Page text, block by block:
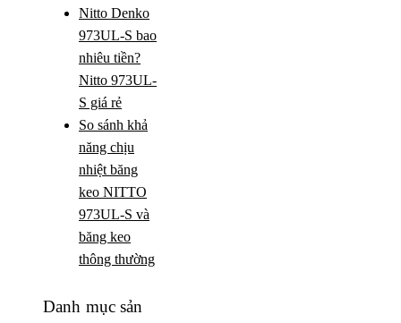
Nitto Denko
973UL-S bao
nhiêu tiền?
Nitto 973UL-
S giá rẻ
So sánh khả
năng chịu
nhiệt băng
keo NITTO
973UL-S và
băng keo
thông thường
Danh mục sản